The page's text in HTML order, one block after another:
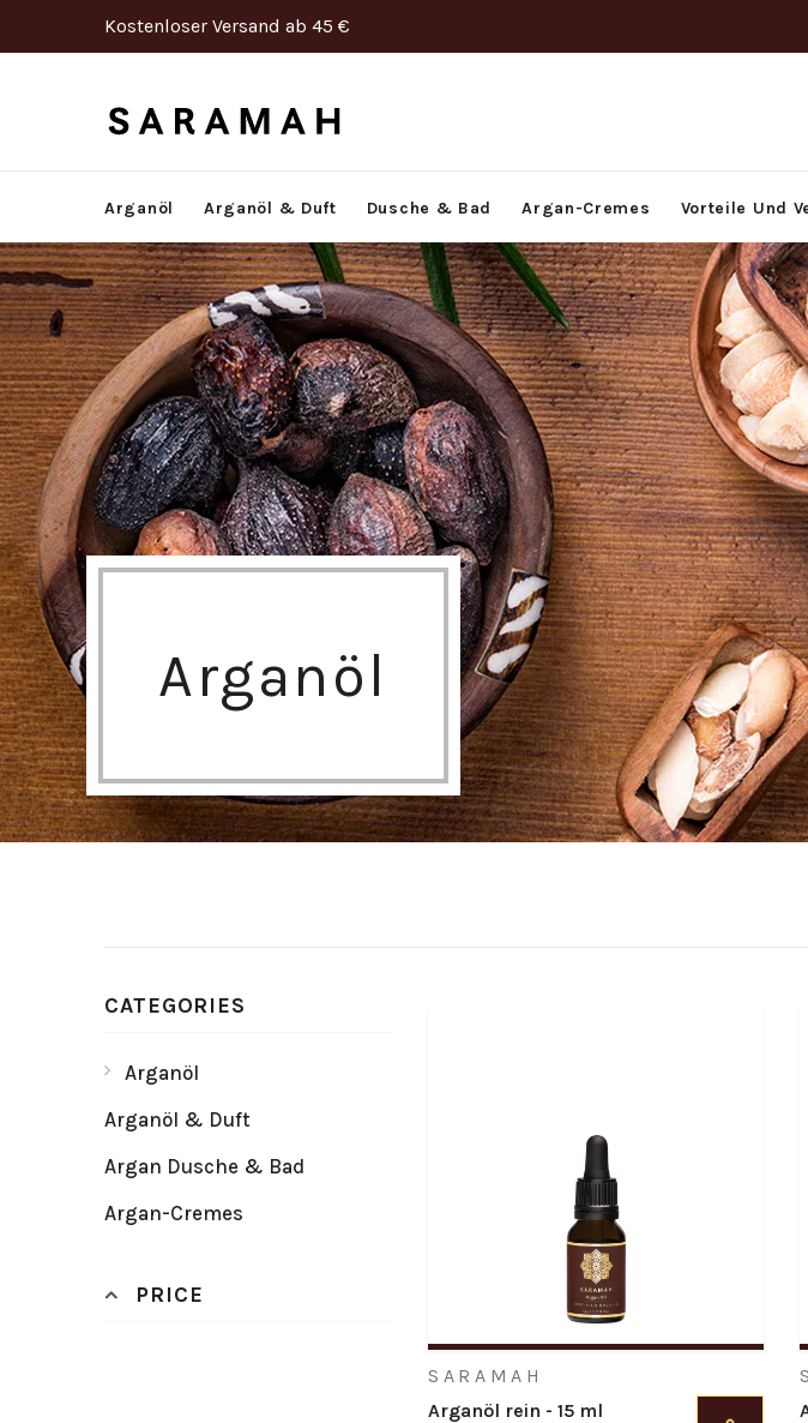
Kostenloser Versand ab 45 €
Arganöl Arganöl & Duft Dusche & Bad Argan-Cremes Vorteile Und
Arganöl
CATEGORIES
Arganöl
Arganöl & Duft
Argan Dusche & Bad
Argan-Cremes
PRICE
SARAMAH
Arganöl rein - 15 ml